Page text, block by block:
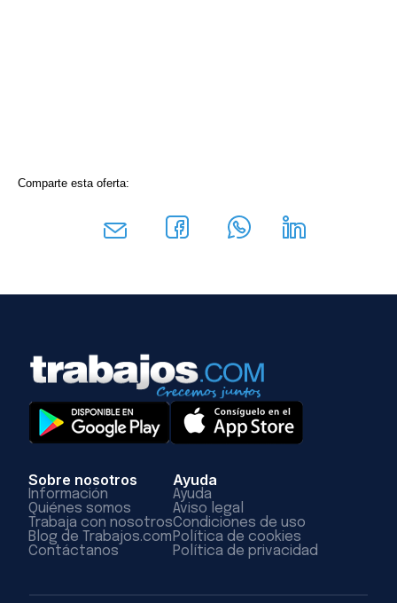
Comparte esta oferta:
Sobre nosotros
Información
Quiénes somos
Trabaja con nosotros
Blog de Trabajos.com
Contáctanos
Ayuda
Ayuda
Aviso legal
Condiciones de uso
Política de cookies
Política de privacidad